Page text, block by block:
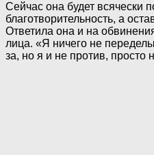
Сейчас она будет всячески
благотворительность, а
Ответила она и на
лица. «Я ничего не
за, но я и не против,